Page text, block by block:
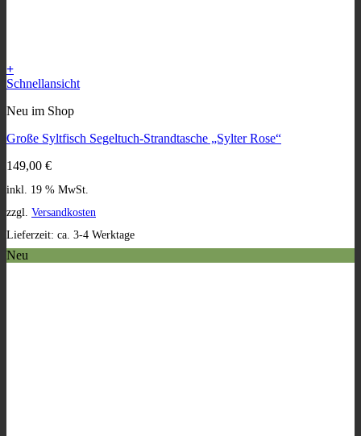
+
Schnellansicht
Neu im Shop
Große Syltfisch Segeltuch-Strandtasche „Sylter Rose“
149,00 €
inkl. 19 % MwSt.
zzgl. Versandkosten
Lieferzeit: ca. 3-4 Werktage
Neu